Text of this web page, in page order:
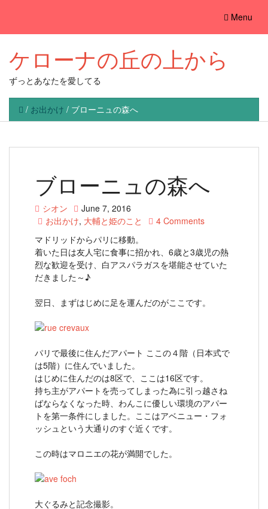
Toggle
Menu
ケローナの丘の上から
ずっとあなたを愛してる
/ お出かけ / ブローニュの森へ
ブローニュの森へ
シオン
June 7, 2016
お出かけ, 大輔と姫のこと
4 Comments
マドリッドからパリに移動。
着いた日は友人宅に食事に招かれ、6歳と3歳児の熱
烈な歓迎を受け、白アスパラガスを堪能させていた
だきました～♪
翌日、まずはじめに足を運んだのがここです。
パリで最後に住んだアパート ここの４階（日本式で
は5階）に住んでいました。
はじめに住んだのは8区で、ここは16区です。
持ち主がアパートを売ってしまった為に引っ越さね
ばならなくなった時、わんこに優しい環境のアパー
トを第一条件にしました。ここはアベニュー・フォ
ッシュという大通りのすぐ近くです。
この時はマロニエの花が満開でした。
大ぐるみと記念撮影。